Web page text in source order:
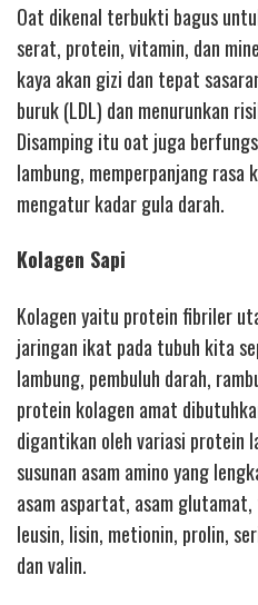
Oat dikenal terbukti bagus
serat, protein, vitamin, dan
kaya akan gizi dan tepat
buruk (LDL) dan menurunkan
Disamping itu oat juga
lambung, memperpanjang rasa
mengatur kadar gula darah.
Kolagen Sapi
Kolagen yaitu protein fibriler
jaringan ikat pada tubuh kita
lambung, pembuluh darah,
protein kolagen amat
digantikan oleh variasi protein
susunan asam amino yang
asam aspartat, asam
leusin, lisin, metionin, prolin,
dan valin.